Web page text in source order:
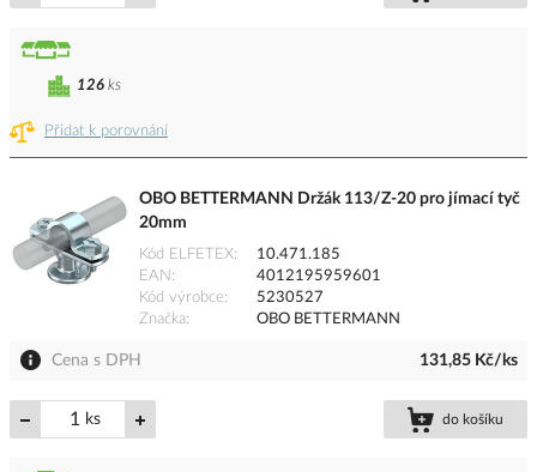
Přidat k porovnání
126 ks
OBO BETTERMANN Držák 113/Z-20 pro jímací tyč
20mm
Kód ELFETEX
10.471.185
EAN
4012195959601
Kód výrobce
5230527
Značka
OBO BETTERMANN
Cena s DPH 131,85 Kč/ks
ks do košíku